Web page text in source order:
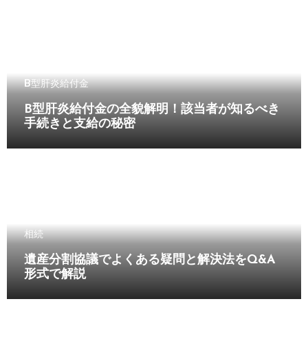
B型肝炎給付金
B型肝炎給付金の全貌解明！該当者が知るべき
手続きと支給の秘密
相続
遺産分割協議でよくある疑問と解決法をQ&A
形式で解説